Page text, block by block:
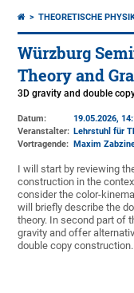
THEORETISCHE PHYSIK
Würzburg
Theory and
3D gravity and double
Datum:
19.05.2026,
Veranstalter: Lehrstuhl für
Vortragende:
Maxim
I will start by reviewing
construction in the
consider the color-
will briefly describe the
theory. In second part of
gravity and offer
double copy construction.